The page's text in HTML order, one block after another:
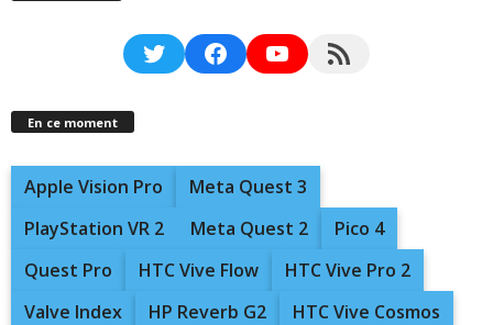
TwitterFacebookYouTubeRSS Feed
En ce moment
Apple Vision Pro
Meta Quest 3
PlayStation VR 2
Meta Quest 2
Pico 4
Quest Pro
HTC Vive Flow
HTC Vive Pro 2
Valve Index
HP Reverb G2 HTC Vive Cosmos